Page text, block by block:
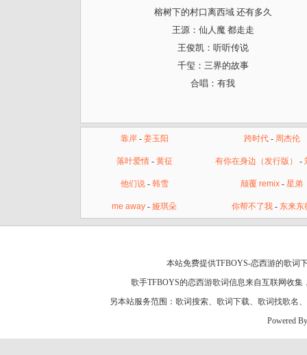
榕树下的村口离西域 还有多久
王源：仙人魔 都走走
王俊凯：听听传说
千玺：三界的故事
合唱：有我
靠岸- 姜玉阳 跨时代- 周杰伦
落叶爱情- 黄征 有你在身边（发行版） -
他们说- 韩雪 颠覆 remix -星弟
me away -娅琪朵 你帮不了我- 东来东
本站免费提供TFBOYS-恋西游的歌词
歌手TFBOYS的恋西游歌词信息来自互联网收集
另本站服务范围： 歌词搜索、 歌词下载、 歌词找歌名 、
Powered